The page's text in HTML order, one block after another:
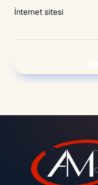
İnternet sitesi